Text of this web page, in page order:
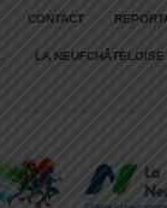
CONTACT
LA NEUFCHÂTELOISE